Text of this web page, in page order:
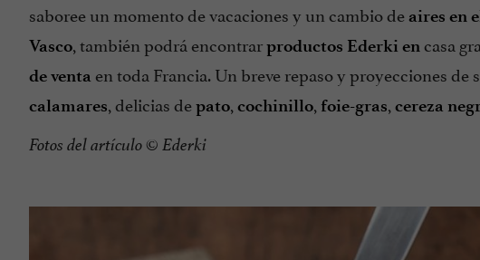
saboree un momento de vacaciones y un cambio de aires en
Vasco, también podrá encontrarproductos Ederki en casa
deventa en toda Francia. Un breve repaso y proyecciones de
calamares, delicias depato, cochinillo, foie-gras, cereza
Fotos del artículo © Ederki